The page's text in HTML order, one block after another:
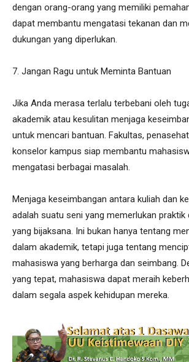
dengan orang-orang yang memiliki
dapat membantu mengatasi tekanan dan
dukungan yang diperlukan.
7. Jangan Ragu untuk Meminta Bantuan
Jika Anda merasa terlalu terbebani oleh
akademik atau kesulitan menjaga
untuk mencari bantuan. Fakultas,
konselor kampus siap membantu
mengatasi berbagai masalah.
Menjaga keseimbangan antara kuliah dan
adalah suatu seni yang memerlukan praktik
yang bijaksana. Ini bukan hanya tentang
dalam akademik, tetapi juga tentang
mahasiswa yang berharga dan seimbang.
yang tepat, mahasiswa dapat meraih
dalam segala aspek kehidupan mereka.